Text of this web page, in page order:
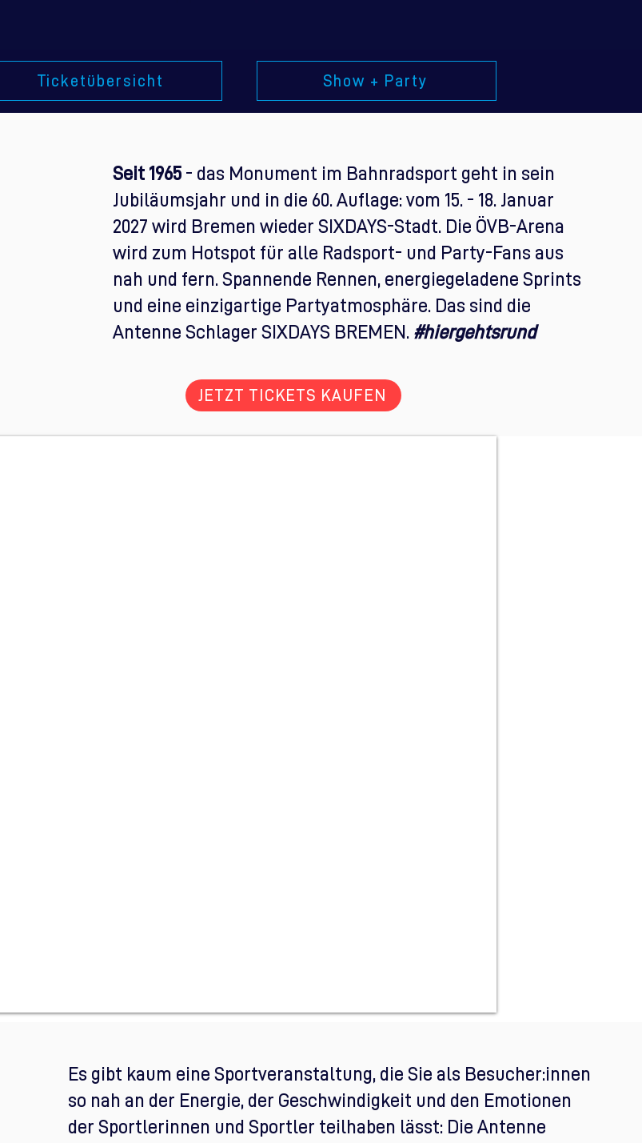
Ticketübersicht Show + Party
Seit 1965 - das Monument im Bahnradsport geht in sein
Jubiläumsjahr und in die 60. Auflage: vom 15. - 18. Januar
2027 wird Bremen wieder SIXDAYS-Stadt. Die ÖVB-Arena
wird zum Hotspot für alle Radsport- und Party-Fans aus
nah und fern. Spannende Rennen, energiegeladene Sprints
und eine einzigartige Partyatmosphäre. Das sind die
Antenne Schlager SIXDAYS BREMEN. #hiergehtsrund
JETZT TICKETS KAUFEN
Es gibt kaum eine Sportveranstaltung, die Sie als Besucher:innen
so nah an der Energie, der Geschwindigkeit und den Emotionen
der Sportlerinnen und Sportler teilhaben lässt: Die Antenne